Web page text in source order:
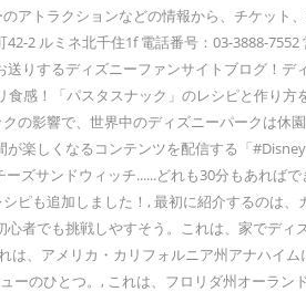
トラクションなどの情報から、チケッ
2 ルミネ北千住1f 電話番号：03-3888-
りするディズニーファンサイトブログ！
感！「パスタスナック」のレシピと作り
影響で、世界中のディズニーパークは休
楽しくなるコンテンツを配信する「
ズサンドウィッチ......どれも30分もあれば
も追加しました！, 最初に紹介するのは
でも挑戦しやすそう。これは、家でディ
、アメリカ・カリフォルニア州アナハイ
のひとつ。, これは、フロリダ州オーラ